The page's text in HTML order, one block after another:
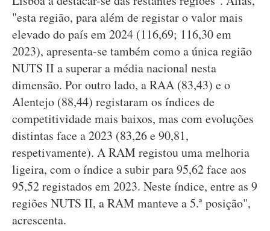
"esta região, para além de registar o valor mais
elevado do país em 2024 (116,69; 116,30 em
2023), apresenta-se também como a única região
NUTS II a superar a média nacional nesta
dimensão. Por outro lado, a RAA (83,43) e o
Alentejo (88,44) registaram os índices de
competitividade mais baixos, mas com evoluções
distintas face a 2023 (83,26 e 90,81,
respetivamente). A RAM registou uma melhoria
ligeira, com o índice a subir para 95,62 face aos
95,52 registados em 2023. Neste índice, entre as 9
regiões NUTS II, a RAM manteve a 5.ª posição",
acrescenta.